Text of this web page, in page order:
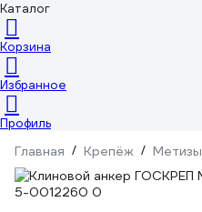
Каталог
Корзина
Избранное
Профиль
Главная / Крепёж / Метизы